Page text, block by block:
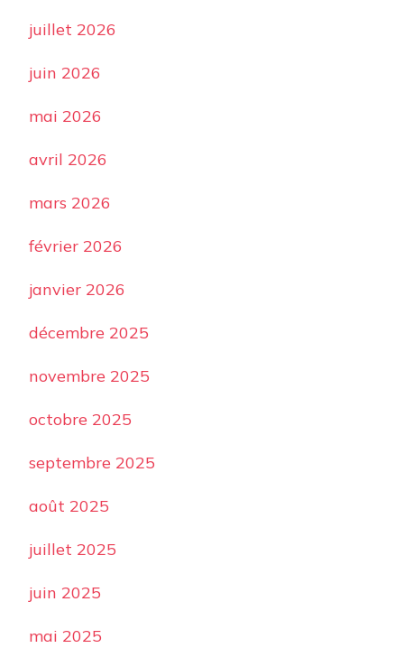
juillet 2026
juin 2026
mai 2026
avril 2026
mars 2026
février 2026
janvier 2026
décembre 2025
novembre 2025
octobre 2025
septembre 2025
août 2025
juillet 2025
juin 2025
mai 2025